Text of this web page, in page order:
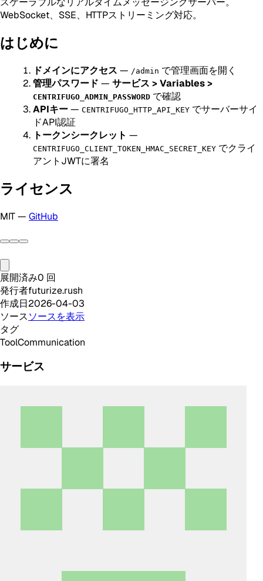
WebSocket、SSE、HTTPストリーミング対応。
はじめに
ドメインにアクセス — /admin で管理画面を開く
管理パスワード — サービス > Variables >
CENTRIFUGO_ADMIN_PASSWORD で確認
APIキー— CENTRIFUGO_HTTP_API_KEY でサーバーサイ
ドAPI認証
トークンシークレット —
CENTRIFUGO_CLIENT_TOKEN_HMAC_SECRET_KEY でクライ
アントJWTに署名
ライセンス
MIT — GitHub
展開済み0 回
発行者futurize.rush
作成日2026-04-03
ソースソースを表示
タグ
ToolCommunication
サービス